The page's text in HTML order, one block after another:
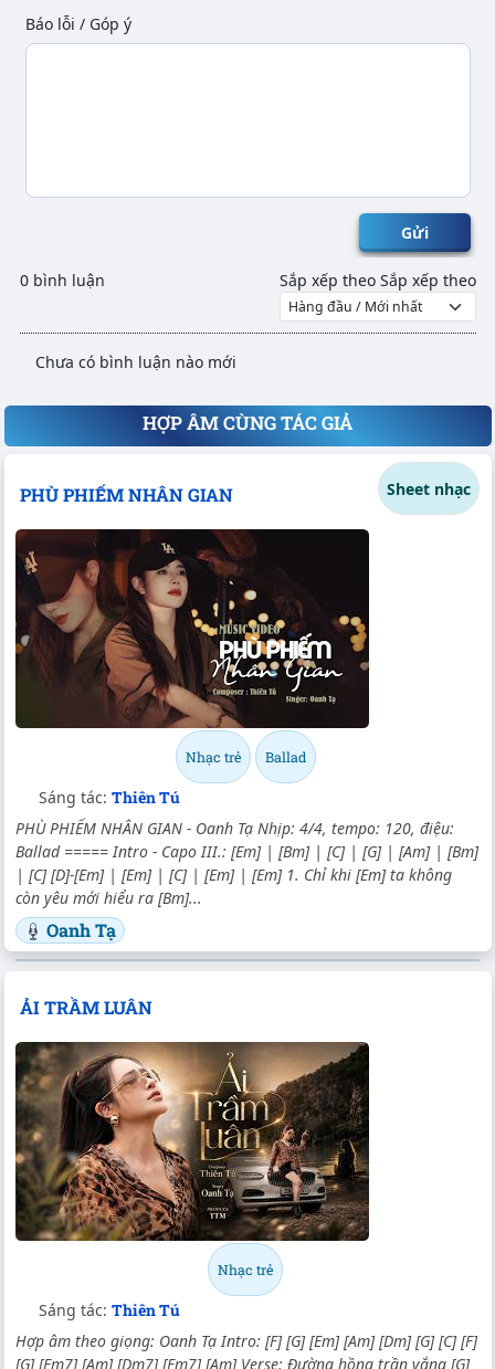
Báo lỗi / Góp ý
Gửi
0 bình luận Sắp xếp theo Sắp xếp theo
Chưa có bình luận nào mới
HỢP ÂM CÙNG TÁC GIẢ
PHÙ PHIẾM NHÂN GIAN Sheet nhạc
Nhạc trẻ Ballad
Sáng tác: Thiên Tú
PHÙ PHIẾM NHÂN GIAN - Oanh Tạ Nhịp: 4/4, tempo: 120, điệu:
Ballad ===== Intro - Capo III.: [Em] | [Bm] | [C] | [G] | [Am] | [Bm]
| [C] [D]-[Em] | [Em] | [C] | [Em] | [Em] 1. Chỉ khi [Em] ta không
còn yêu mới hiểu ra [Bm]...
Oanh Tạ
ẢI TRẦM LUÂN
Nhạc trẻ
Sáng tác: Thiên Tú
Hợp âm theo giọng: Oanh Tạ Intro: [F] [G] [Em] [Am] [Dm] [G] [C] [F]
[G] [Em7] [Am] [Dm7] [Em7] [Am] Verse: Đường hồng trần vắng [G]